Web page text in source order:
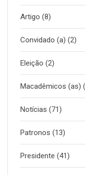
Artigo (8)
Convidado (a) (2)
Eleição (2)
Macadêmicos (as)
Notícias (71)
Patronos (13)
Presidente (41)